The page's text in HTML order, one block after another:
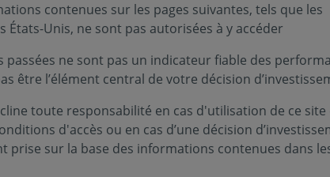
rapports 2025
contenues sur les pages suivantes, tels que les
États-Unis, ne sont pas autorisées à y accéder
passées ne sont pas un indicateur fiable des
être l’élément central de votre décision
toute responsabilité en cas d'utilisation de ce
d'accès ou en cas d’une décision
prise sur la base des informations contenues dans